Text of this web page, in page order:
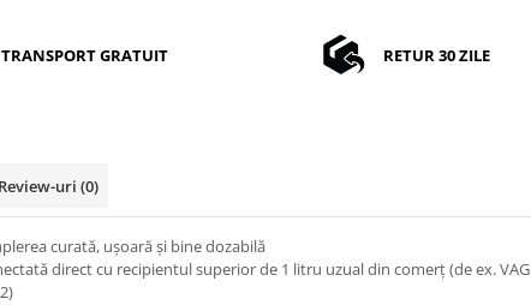
TRANSPORT GRATUIT RETUR 30 ZILE
Review-uri (0)
curată, uşoară şi bine dozabilă
direct cu recipientul superior de 1 litru uzual din comerţ (de ex. VAG